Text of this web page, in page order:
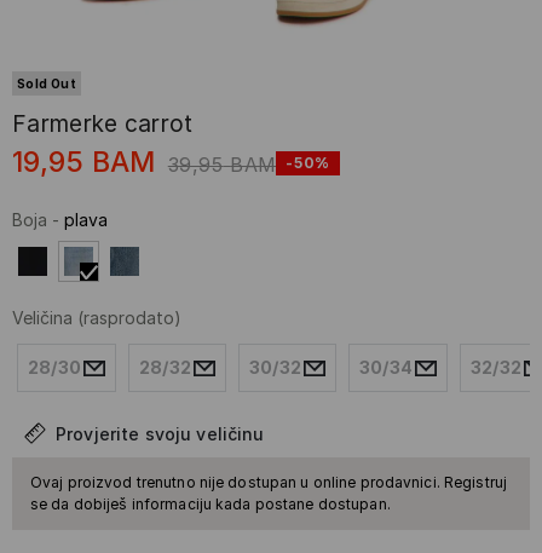
Sold Out
Farmerke carrot
19,95 BAM 39,95 BAM -50%
Boja - plava
Veličina (rasprodato)
28/30 28/32 30/32 30/34 32/32
Provjerite svoju veličinu
Ovaj proizvod trenutno nije dostupan u online prodavnici. Registruj
se da dobiješ informaciju kada postane dostupan.